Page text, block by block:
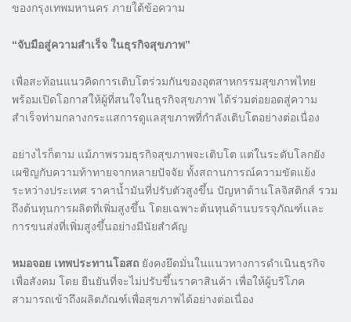
ของกรุงเทพมหานคร ภายใต้ข้อความ
“จับมือสู่ความสำเร็จ ในธุรกิจสุขภาพ”
เพื่อสะท้อนแนวคิดการเติบโตร่วมกันของอุตสาหกรรมสุขภาพไทย
พร้อมเปิดโอกาสให้ผู้ที่สนใจในธุรกิจสุขภาพ ได้ร่วมต่อยอดสู่ความ
สำเร็จท่ามกลางกระแสการดูแลสุขภาพที่กำลังเติบโตอย่างต่อเนื่อง
อย่างไรก็ตาม แม้ภาพรวมธุรกิจสุขภาพจะเติบโต แต่ในระดับโลกยัง
เผชิญกับความท้าทายจากหลายปัจจัย ทั้งสถานการณ์ความขัดแย้ง
ระหว่างประเทศ ราคาน้ำมันที่ปรับตัวสูงขึ้น ปัญหาด้านโลจิสติกส์ รวม
ถึงต้นทุนการผลิตที่เพิ่มสูงขึ้น โดยเฉพาะต้นทุนด้านบรรจุภัณฑ์เเละ
การขนส่งที่เพิ่มสูงขึ้นอย่างมีนัยสำคัญ
หมอจอย เทพประทานโอสถ ยังคงยึดมั่นในแนวทางการดำเนินธุรกิจ
เพื่อสังคม โดย ยืนยันที่จะไม่ปรับขึ้นราคาสินค้า เพื่อให้ผู้บริโภค
สามารถเข้าถึงผลิตภัณฑ์เพื่อสุขภาพได้อย่างต่อเนื่อง